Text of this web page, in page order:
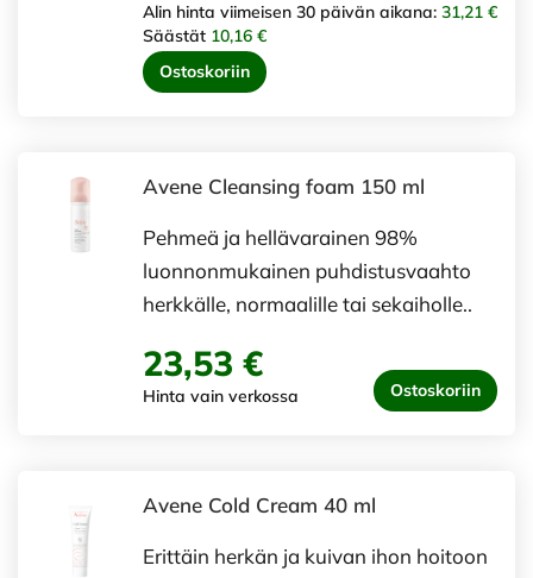
Alin hinta viimeisen 30 päivän aikana: 31,21 €
Säästät 10,16 €
Ostoskoriin
Avene Cleansing foam 150 ml
Pehmeä ja hellävarainen 98%
luonnonmukainen puhdistusvaahto
herkkälle, normaalille tai sekaiholle..
23,53 €
Hinta vain verkossa Ostoskoriin
Avene Cold Cream 40 ml
Erittäin herkän ja kuivan ihon hoitoon